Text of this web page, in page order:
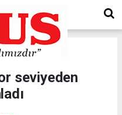
seviyeden